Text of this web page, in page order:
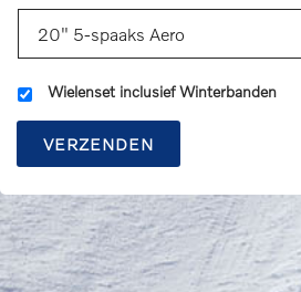
Wielenset inclusief Winterbanden
VERZENDEN